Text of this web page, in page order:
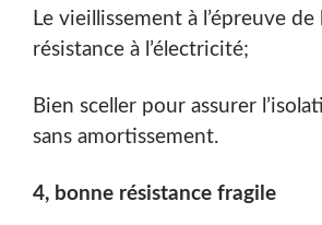
Le vieillissement à l’épreuve
résistance à l’électricité;
Bien sceller pour assurer
sans amortissement.
4, bonne résistance fragile